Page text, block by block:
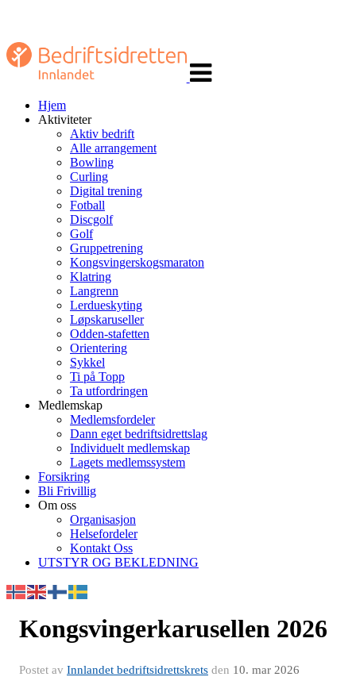
navigasjon
Hjem
Aktiviteter
Aktiv bedrift
Alle arrangement
Bowling
Curling
Digital trening
Fotball
Discgolf
Golf
Gruppetrening
Kongsvingerskogsmaraton
Klatring
Langrenn
Lerdueskyting
Løpskaruseller
Odden-stafetten
Orientering
Sykkel
Ti på Topp
Ta utfordringen
Medlemskap
Medlemsfordeler
Dann eget bedriftsidrettslag
Individuelt medlemskap
Lagets medlemssystem
Forsikring
Bli Frivillig
Om oss
Organisasjon
Helsefordeler
Kontakt Oss
UTSTYR OG BEKLEDNING
Kongsvingerkarusellen 2026
Postet av Innlandet bedriftsidrettskrets den 10. mar 2026